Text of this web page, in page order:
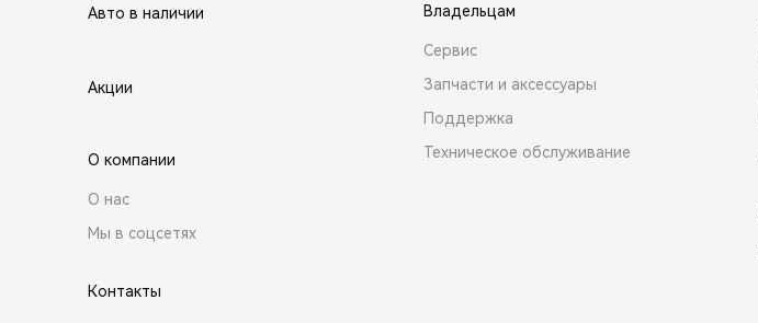
Авто в наличии
Акции
О компании
О нас
Мы в соцсетях
Контакты
Владельцам
Сервис
Запчасти и аксессуары
Поддержка
Техническое обслуживание